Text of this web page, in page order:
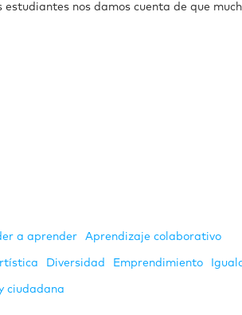
estudiantes nos damos cuenta de que
a aprender Aprendizaje colaborativo
Diversidad Emprendimiento
ciudadana